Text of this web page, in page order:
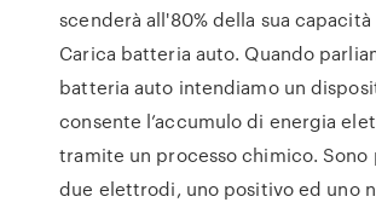
scenderà all'80% della sua capacità
Carica batteria auto. Quando
batteria auto intendiamo un
consente l’accumulo di energia
tramite un processo chimico. Sono
due elettrodi, uno positivo ed uno